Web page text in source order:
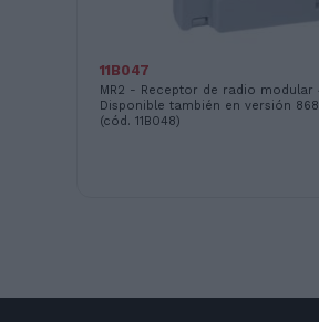
11B047
MR2 - Receptor de radio modular
Disponible también en versión
(cód. 11B048)